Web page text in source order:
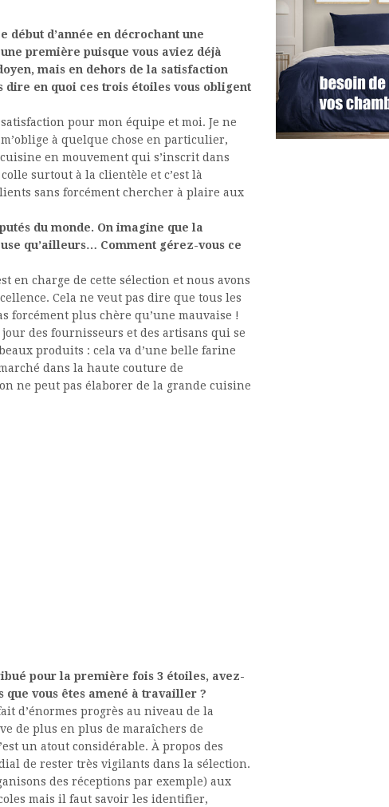
début d’année en décrochant une
première puisque vous aviez déjà
mais en dehors de la satisfaction
en quoi ces trois étoiles vous obligent
pour mon équipe et moi. Je ne
à quelque chose en particulier,
en mouvement qui s’inscrit dans
surtout à la clientèle et c’est là
sans forcément chercher à plaire aux
du monde. On imagine que la
qu’ailleurs… Comment gérez-vous ce
en charge de cette sélection et nous avons
Cela ne veut pas dire que tous les
forcément plus chère qu’une mauvaise !
des fournisseurs et des artisans qui se
produits : cela va d’une belle farine
dans la haute couture de
ne peut pas élaborer de la grande cuisine
pour la première fois 3 étoiles, avez-
que vous êtes amené à travailler ?
d’énormes progrès au niveau de la
de plus en plus de maraîchers de
un atout considérable. À propos des
de rester très vigilants dans la sélection.
des réceptions par exemple) aux
mais il faut savoir les identifier,